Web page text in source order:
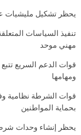
يحظر تشكيل مليشيات
تنفيذ السياسات
مهني موحد
قوات الدعم السريع
ومهامها
قوات الشرطة نظامية
بحماية المواطنين
يحظر إنشاء وحدات